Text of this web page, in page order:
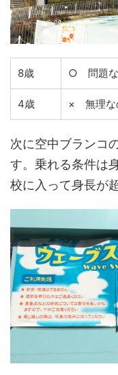
8歳 ○ 問題な
4歳 × 無理な
次に空中ブランコ
す。乗れる条件は
校に入って身長が